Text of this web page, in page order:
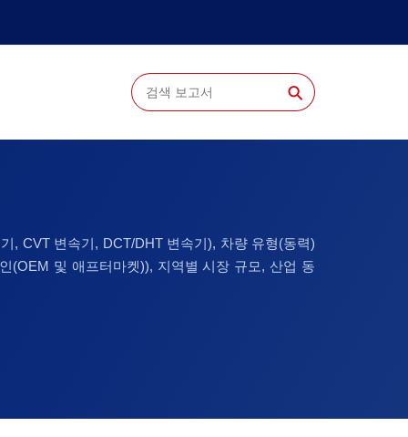
⚲
, CVT 변속기, DCT/DHT 변속기), 차량 유형(동력)
(OEM 및 애프터마켓)), 지역별 시장 규모, 산업 동